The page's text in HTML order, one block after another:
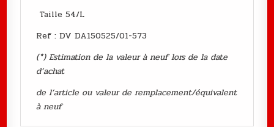
Taille 54/L
Ref : DV DA150525/01-573
(*) Estimation de la valeur à neuf lors de la date
d’achat
de l’article ou valeur de remplacement/équivalent
à neuf